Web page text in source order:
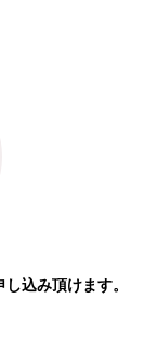
し込み頂けます。